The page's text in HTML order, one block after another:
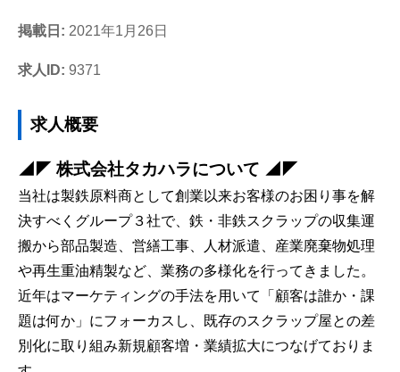
掲載日: 2021年1月26日
求人ID: 9371
求人概要
◢◤ 株式会社タカハラについて ◢◤
当社は製鉄原料商として創業以来お客様のお困り事を解
決すべくグループ３社で、鉄・非鉄スクラップの収集運
搬から部品製造、営繕工事、人材派遣、産業廃棄物処理
や再生重油精製など、業務の多様化を行ってきました。
近年はマーケティングの手法を用いて「顧客は誰か・課
題は何か」にフォーカスし、既存のスクラップ屋との差
別化に取り組み新規顧客増・業績拡大につなげておりま